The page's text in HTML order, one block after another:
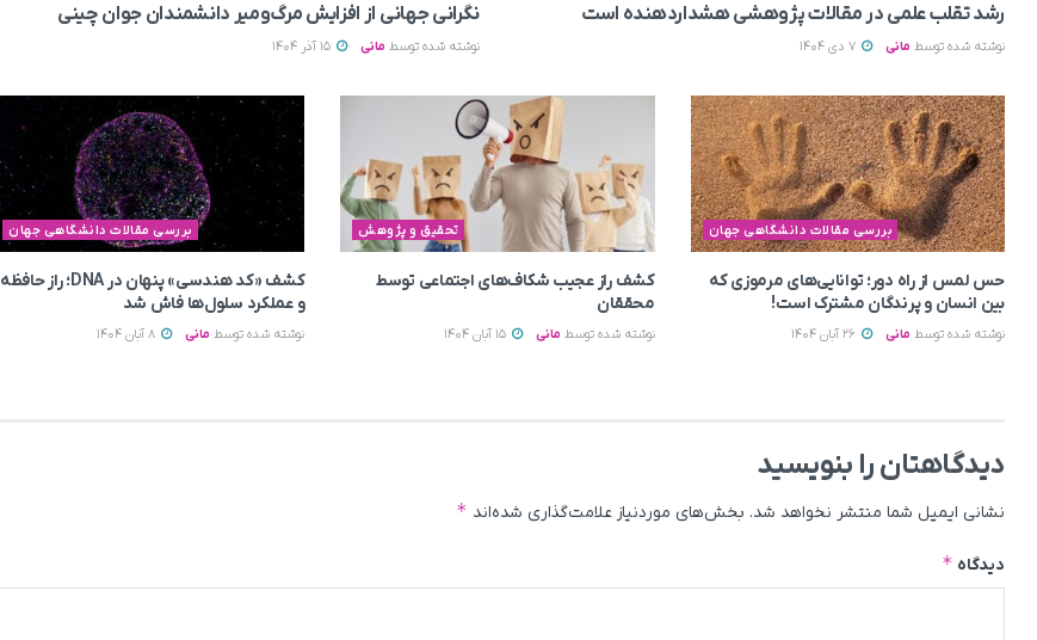
رشد تقلب علمی در مقالات پژوهشی هشداردهنده است
نوشته شده توسط مانی
نگرانی جهانی از افزایش مرگ‌ومیر دانشمندان جوان چینی
نوشته شده توسط مانی
بررسی مقالات دانشگاهی جهان
حس لمس از راه دور؛ توانایی‌های مرموزی که
بین انسان و پرندگان مشترک است!
نوشته شده توسط مانی
تحقیق و پژوهش
کشف راز عجیب شکاف‌های اجتماعی توسط
محققان
نوشته شده توسط مانی 15 آبان 1404
بررسی مقالات دانشگاهی جهان
کشف «کد هندسی» پنهان در DNA؛ راز حافظه
و عملکرد سلول‌ها فاش شد
نوشته شده توسط مانی
دیدگاهتان را بنویسید
نشانی ایمیل شما منتشر نخواهد شد. بخش‌های موردنیاز علامت‌گذاری شده‌اند *
دیدگاه *